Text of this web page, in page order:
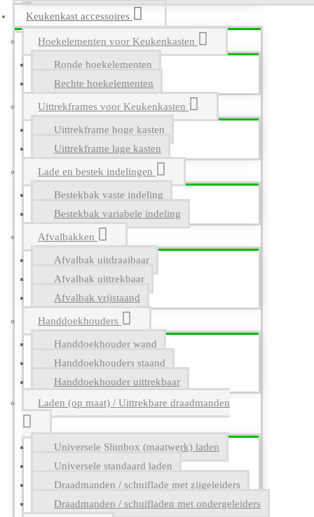
Keukenkast accessoires
Hoekelementen voor Keukenkasten
Ronde hoekelementen
Rechte hoekelementen
Uittrekframes voor Keukenkasten
Uittrekframe hoge kasten
Uittrekframe lage kasten
Lade en bestek indelingen
Bestekbak vaste indeling
Bestekbak variabele indeling
Afvalbakken
Afvalbak uitdraaibaar
Afvalbak uittrekbaar
Afvalbak vrijstaand
Handdoekhouders
Handdoekhouder wand
Handdoekhouders staand
Handdoekhouder uittrekbaar
Laden (op maat) / Uittrekbare draadmanden
Universele Slimbox (maatwerk) laden
Universele standaard laden
Draadmanden / schuiflade met zijgeleiders
Draadmanden / schuifladen met ondergeleiders